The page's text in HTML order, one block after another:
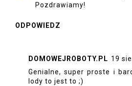
Pozdrawiamy!
ODPOWIEDZ
DOMOWEJROBOTY.PL 19
Genialne, super proste i
lody to jest to ;)